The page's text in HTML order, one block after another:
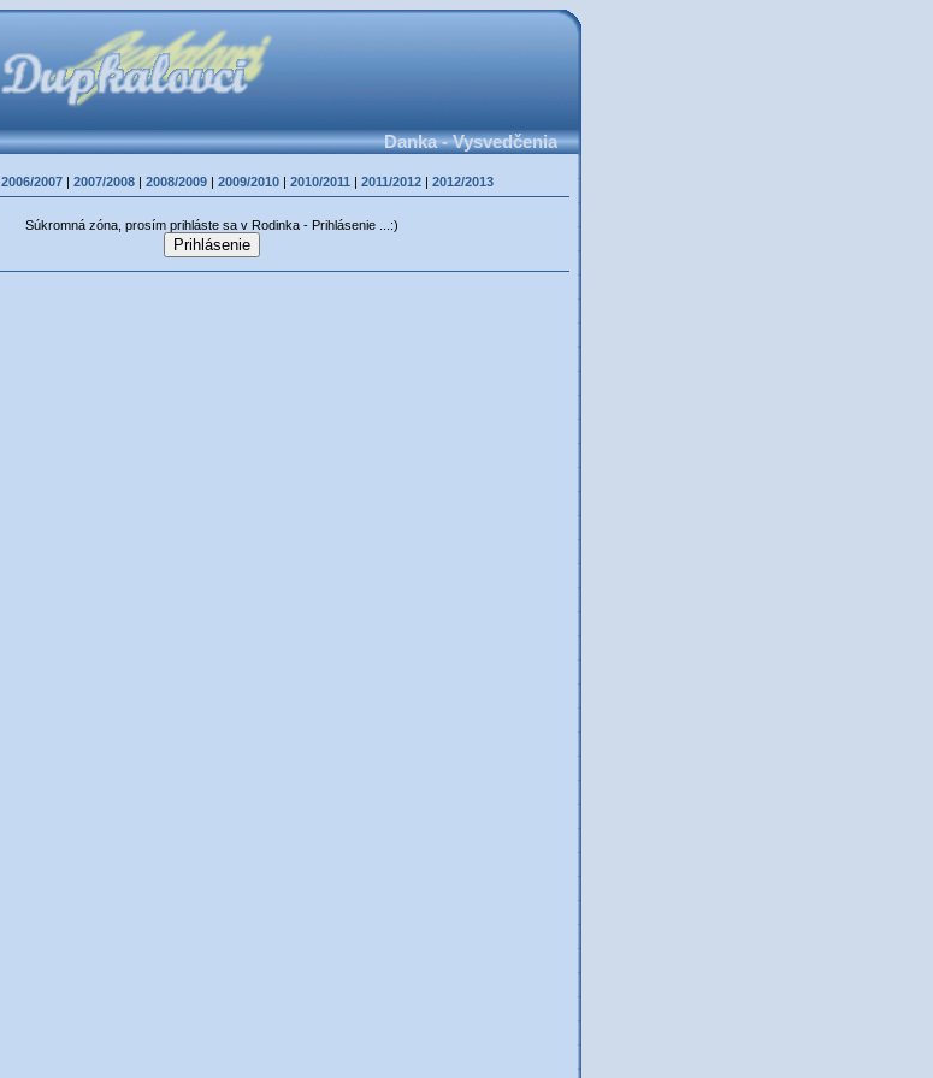
Danka - Vysvedčenia
2006/2007 | 2007/2008 | 2008/2009 | 2009/2010 | 2010/2011 | 2011/2012 | 2012/2013
Súkromná zóna, prosím prihláste sa v Rodinka - Prihlásenie ...:)